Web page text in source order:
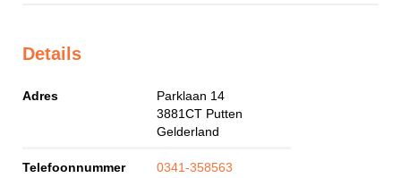
Details
Adres
Parklaan 14
3881CT Putten
Gelderland
Telefoonnummer 0341-358563